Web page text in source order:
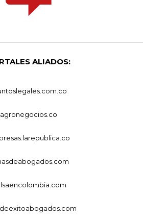
ALIADOS:
agronegocios.co